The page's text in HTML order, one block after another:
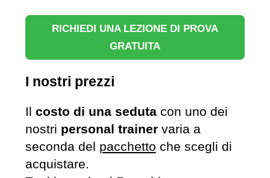
RICHIEDI UNA LEZIONE DI PROVA
GRATUITA
I nostri prezzi
Il costo di una sedutacon uno dei
nostri personal trainervaria a
seconda del pacchetto che scegli di
acquistare.